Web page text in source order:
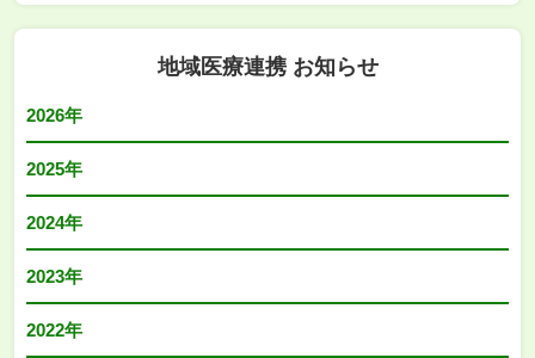
地域医療連携 お知らせ
2026年
2025年
2024年
2023年
2022年